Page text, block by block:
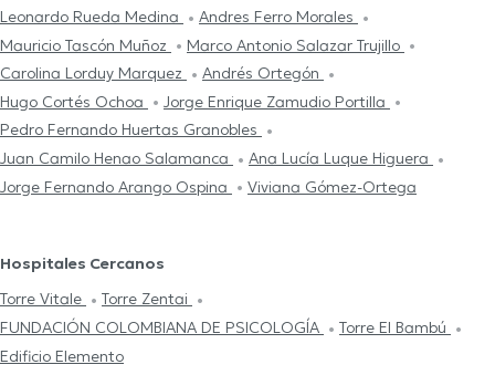
Leonardo Rueda Medina
Andres Ferro Morales
Mauricio Tascón Muñoz
Marco Antonio Salazar Trujillo
Carolina Lorduy Marquez
Andrés Ortegón
Hugo Cortés Ochoa
Jorge Enrique Zamudio Portilla
Pedro Fernando Huertas Granobles
Juan Camilo Henao Salamanca
Ana Lucía Luque Higuera
Jorge Fernando Arango Ospina
Viviana Gómez-Ortega
Hospitales Cercanos
Torre Vitale
Torre Zentai
FUNDACIÓN COLOMBIANA DE PSICOLOGÍA
Torre El Bambú
Edificio Elemento